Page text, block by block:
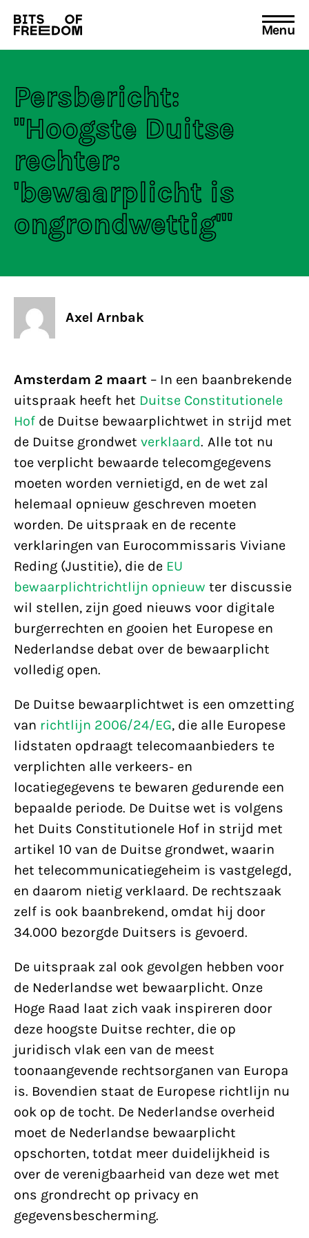
Search
for:
Menu
Persbericht:
"Hoogste Duitse
rechter:
'bewaarplicht is
ongrondwettig'"
Axel Arnbak
Amsterdam 2 maart – In een baanbrekende
uitspraak heeft het Duitse Constitutionele
Hof de Duitse bewaarplichtwet in strijd met
de Duitse grondwet verklaard. Alle tot nu
toe verplicht bewaarde telecomgegevens
moeten worden vernietigd, en de wet zal
helemaal opnieuw geschreven moeten
worden. De uitspraak en de recente
verklaringen van Eurocommissaris Viviane
Reding (Justitie), die de EU
bewaarplichtrichtlijn opnieuw ter discussie
wil stellen, zijn goed nieuws voor digitale
burgerrechten en gooien het Europese en
Nederlandse debat over de bewaarplicht
volledig open.
De Duitse bewaarplichtwet is een omzetting
van richtlijn 2006/24/EG, die alle Europese
lidstaten opdraagt telecomaanbieders te
verplichten alle verkeers- en
locatiegegevens te bewaren gedurende een
bepaalde periode. De Duitse wet is volgens
het Duits Constitutionele Hof in strijd met
artikel 10 van de Duitse grondwet, waarin
het telecommunicatiegeheim is vastgelegd,
en daarom nietig verklaard. De rechtszaak
zelf is ook baanbrekend, omdat hij door
34.000 bezorgde Duitsers is gevoerd.
De uitspraak zal ook gevolgen hebben voor
de Nederlandse wet bewaarplicht. Onze
Hoge Raad laat zich vaak inspireren door
deze hoogste Duitse rechter, die op
juridisch vlak een van de meest
toonaangevende rechtsorganen van Europa
is. Bovendien staat de Europese richtlijn nu
ook op de tocht. De Nederlandse overheid
moet de Nederlandse bewaarplicht
opschorten, totdat meer duidelijkheid is
over de verenigbaarheid van deze wet met
ons grondrecht op privacy en
gegevensbescherming.